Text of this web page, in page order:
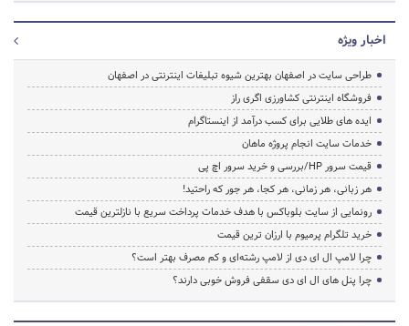
اخبار ویژه
طراحی سایت در اصفهان بهترین شیوه تبلیغات اینترنتی در اصفهان
فروشگاه اینترنتی کشاورزی اگری راز
ایده های طلایی برای کسب درآمد از اینستاگرام
خدمات سایت انجام پروژه ماهان
قیمت سرور HP/بررسی و خرید سرور اچ پی
هر زبانی، هر زمانی، هر کجا، هر جور که راحتید!
رونمایی از سایت بلوباکس با هدف خدمات پرداخت سریع با نازلترین قیمت
خرید تلگرام پرمیوم با ارزان ترین قیمت
چرا لامپ ال ای دی از لامپ رشته‌ای و کم مصرف بهتر است؟
چرا پنل های ال ای دی سقفی فروش خوبی دارند؟